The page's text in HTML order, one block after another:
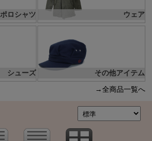
ポロシャツ ウェア
シューズ
その他アイテム
→全商品一覧へ